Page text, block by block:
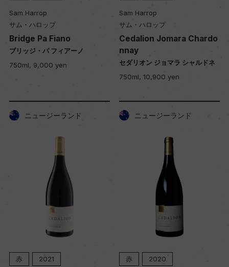
Sam Harrop
サム・ハロップ
Bridge Pa Fiano
ブリッジ・パ フィアーノ
750ml, 9,000 yen
Sam Harrop
サム・ハロップ
Cedalion Jomara Chardo
nnay
セダリオン ジョマラ シャルドネ
750ml, 10,900 yen
ニュージーランド
赤 2021
ニュージーランド
赤 2020